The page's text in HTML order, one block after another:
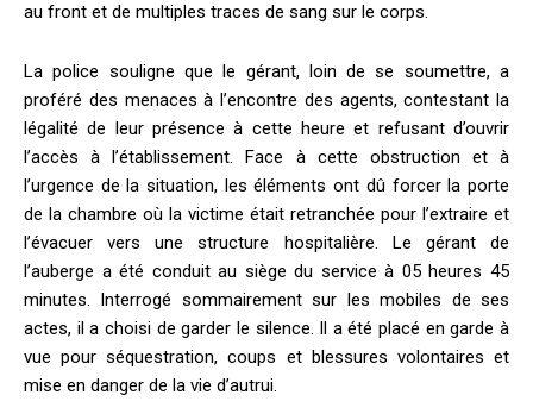
au front et de multiples traces de sang sur le corps.
La police souligne que le gérant, loin de se soumettre, a
proféré des menaces à l’encontre des agents, contestant la
légalité de leur présence à cette heure et refusant d’ouvrir
l’accès à l’établissement. Face à cette obstruction et à
l’urgence de la situation, les éléments ont dû forcer la porte
de la chambre où la victime était retranchée pour l’extraire et
l’évacuer vers une structure hospitalière. Le gérant de
l’auberge a été conduit au siège du service à 05 heures 45
minutes. Interrogé sommairement sur les mobiles de ses
actes, il a choisi de garder le silence. Il a été placé en garde à
vue pour séquestration, coups et blessures volontaires et
mise en danger de la vie d’autrui.